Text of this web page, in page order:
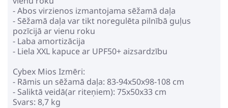
- Abos virzienos izmantojama sēžamā daļa
- Sēžamā daļa var tikt noregulēta pilnībā guļus
pozīcijā ar vienu roku
- Laba amortizācija
- Liela XXL kapuce ar UPF50+ aizsardzību
Cybex Mios Izmēri:
- Rāmis un sēžamā daļa: 83-94x50x98-108 cm
- Saliktā veidā(ar riteņiem): 75x50x33 cm
Svars: 8,7 kg